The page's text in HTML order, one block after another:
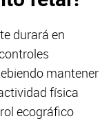
durará en
mantener
física
ecográfico